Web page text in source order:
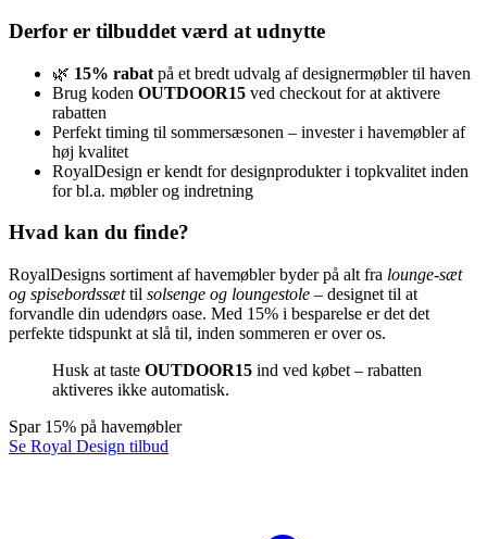
Derfor er tilbuddet værd at udnytte
🌿 15% rabat på et bredt udvalg af designermøbler til haven
Brug koden OUTDOOR15 ved checkout for at aktivere
rabatten
Perfekt timing til sommersæsonen – invester i havemøbler af
høj kvalitet
RoyalDesign er kendt for designprodukter i topkvalitet inden
for bl.a. møbler og indretning
Hvad kan du finde?
RoyalDesigns sortiment af havemøbler byder på alt fra lounge-sæt
og spisebordssættil solsenge og loungestole – designet til at
forvandle din udendørs oase. Med 15% i besparelse er det det
perfekte tidspunkt at slå til, inden sommeren er over os.
Husk at taste OUTDOOR15 ind ved købet – rabatten
aktiveres ikke automatisk.
Spar 15% på havemøbler
Se Royal Design tilbud